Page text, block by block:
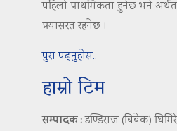
पहिलो प्राथमिकता हुनेछ भने
प्रयासरत रहनेछ ।
पुरा पढ्नुहोस..
हाम्रो टिम
सम्पादक :डण्डिराज (बिबेक) घिमिरे